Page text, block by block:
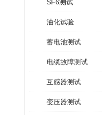
SF6测试
油化试验
蓄电池测试
电缆故障测试
互感器测试
变压器测试